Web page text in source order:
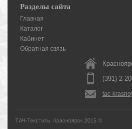
Разделы сайта
Главная
Каталог
Кабинет
Обратная связь
(391) 2-
tac-
ТАЧ-Текстиль, Красноярск 2015 ©